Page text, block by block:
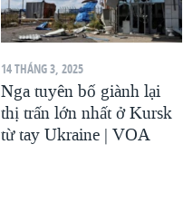
14 THÁNG 3, 2025
Nga tuyên bố giành lại
thị trấn lớn nhất ở Kursk
từ tay Ukraine | VOA